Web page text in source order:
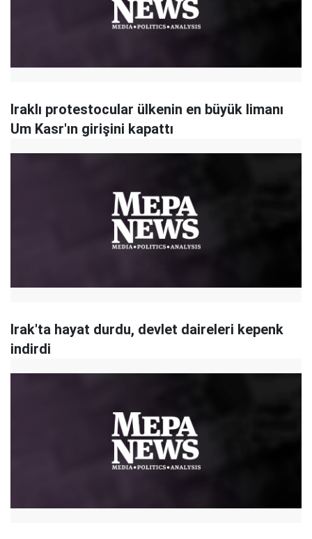
Iraklı protestocular ülkenin en büyük limanı
Um Kasr'ın girişini kapattı
Irak'ta hayat durdu, devlet daireleri kepenk
indirdi